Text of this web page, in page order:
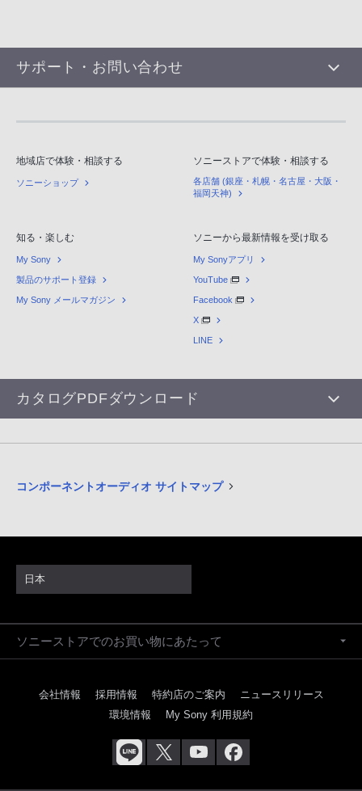
サポート・お問い合わせ
地域店で体験・相談する
ソニーショップ
ソニーストアで体験・相談する
各店舗 (銀座・札幌・名古屋・大阪・
福岡天神)
知る・楽しむ
My Sony
製品のサポート登録
My Sony メールマガジン
ソニーから最新情報を受け取る
My Sonyアプリ
YouTube
Facebook
X
LINE
カタログPDFダウンロード
コンポーネントオーディオ サイトマップ
日本
ソニーストアでのお買い物にあたって
会社情報 採用情報 特約店のご案内
ニュースリリース
環境情報
My Sony 利用規約